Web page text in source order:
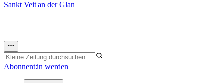
Sankt Veit an der Glan
Abonnent:in werden